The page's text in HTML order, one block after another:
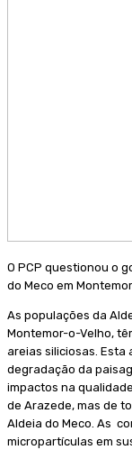
O PCP questionou o
do Meco em
As populações da
Montemor-o-Velho,
areias siliciosas. Esta
degradação da
impactos na
de Arazede, mas de
Aldeia do Meco. As
micropartículas em